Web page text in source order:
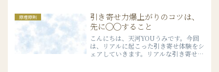
思うんですけれども、私はどんどん実験
をしているわけなんですね...
原理原則
引き寄せ力爆上がりのコツは、
先に◯◯すること
こんにちは、天河YOUうみです。今回
は、リアルに起こった引き寄せ体験をシ
ェアしていきます。リアルな引き寄せ体